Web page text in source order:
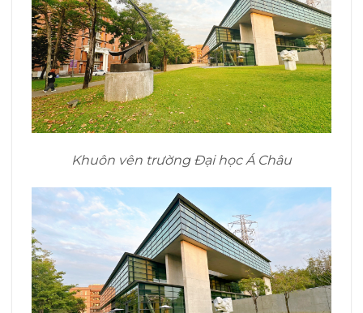
Khuôn vên trường Đại học Á Châu